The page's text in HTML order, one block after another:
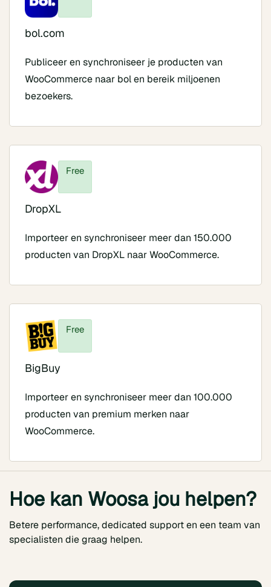
bol.com
Publiceer en synchroniseer je producten van
WooCommerce naar bol en bereik miljoenen
bezoekers.
Free
DropXL
Importeer en synchroniseer meer dan 150.000
producten van DropXL naar WooCommerce.
Free
BigBuy
Importeer en synchroniseer meer dan 100.000
producten van premium merken naar
WooCommerce.
Hoe kan Woosa jou helpen?
Betere performance, dedicated support en een team van
specialisten die graag helpen.